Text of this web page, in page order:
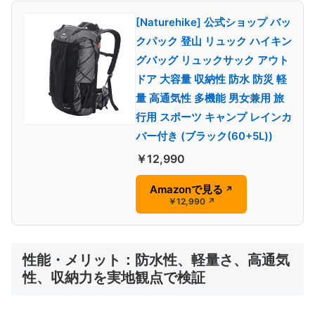
[Naturehike] 公式ショップ バッ
クパック 登山 リュック ハイキン
グバッグ リュックサック アウト
ドア 大容量 収納性 防水 防災 軽
量 高通気性 多機能 男女兼用 旅
行用 スポーツ キャンプ レインカ
バー付き (ブラック(60+5L))
￥12,990
Amazonで見る ↗
￥12,990 ↗
性能・メリット：防水性、軽量さ、高通気
性、収納力を実地観点で検証